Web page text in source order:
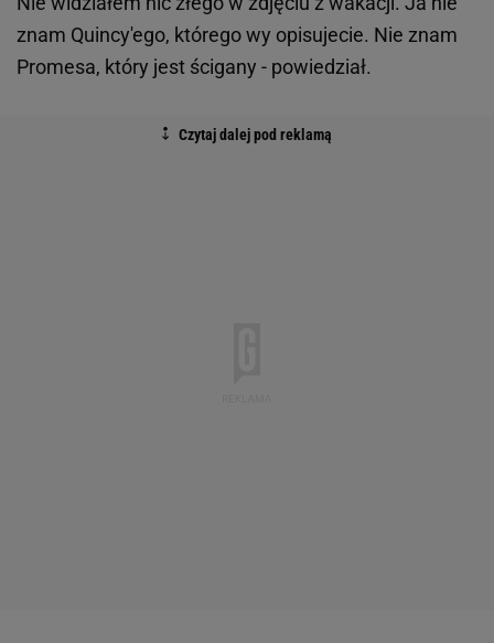
znam Quincy'ego, którego wy opisujecie. Nie znam
Promesa, który jest ścigany - powiedział.